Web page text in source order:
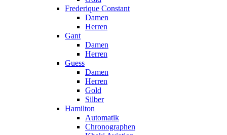
Frederique Constant
Damen
Herren
Gant
Damen
Herren
Guess
Damen
Herren
Gold
Silber
Hamilton
Automatik
Chronographen